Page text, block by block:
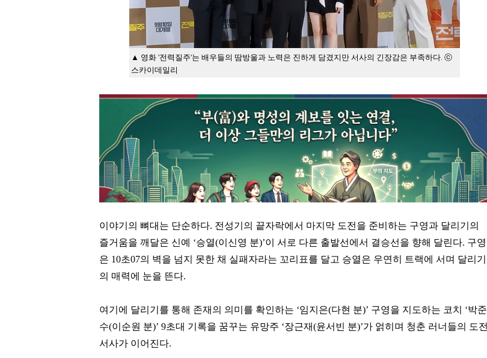
▲ 영화 '전력질주'는 배우들의 땀방울과 노력은 진하게 담겼지만 서사의 긴장감은 부족하다. ⓒ
스카이데일리
이야기의 뼈대는 단순하다. 전성기의 끝자락에서 마지막 도전을 준비하는 구영과 달리기의
즐거움을 깨달은 신예 ‘승열(이신영 분)’이 서로 다른 출발선에서 결승선을 향해 달린다. 구영
은 10초07의 벽을 넘지 못한 채 실패자라는 꼬리표를 달고 승열은 우연히 트랙에 서며 달리기
의 매력에 눈을 뜬다.
여기에 달리기를 통해 존재의 의미를 확인하는 ‘임지은(다현 분)’ 구영을 지도하는 코치 ‘박준
수(이순원 분)’ 9초대 기록을 꿈꾸는 유망주 ‘장근재(윤서빈 분)’가 얽히며 청춘 러너들의 도전
서사가 이어진다.